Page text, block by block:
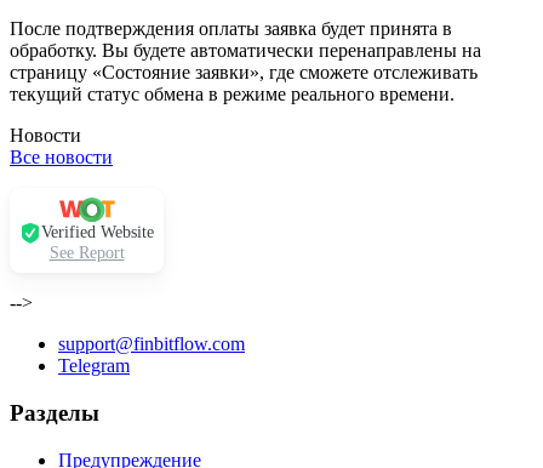
После подтверждения оплаты заявка будет принята в
обработку. Вы будете автоматически перенаправлены на
страницу «Состояние заявки», где сможете отслеживать
текущий статус обмена в режиме реального времени.
Новости
Все новости
Verified Website
See Report
-->
support@finbitflow.com
Telegram
Разделы
Предупреждение